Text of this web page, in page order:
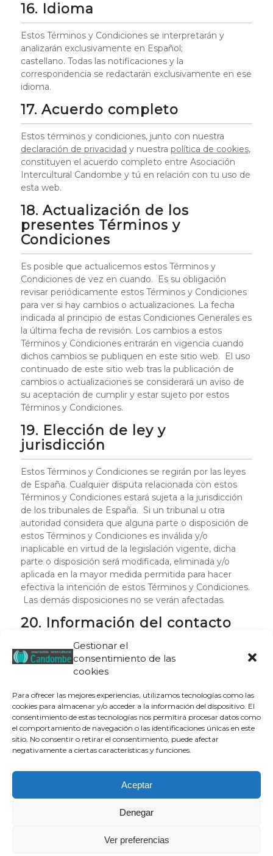
Gestionar el
consentimiento de las
cookies
Para ofrecer las mejores experiencias, utilizamos tecnologías como las
cookies para almacenar y/o acceder a la información del dispositivo. El
consentimiento de estas tecnologías nos permitirá procesar datos como
el comportamiento de navegación o las identificaciones únicas en este
sitio. No consentir o retirar el consentimiento, puede afectar
negativamente a ciertas características y funciones.
Aceptar
Denegar
Ver preferencias
16. Idioma
Estos Términos y Condiciones se interpretarán y
analizarán exclusivamente en Español;
castellano. Todas las notificaciones y la
correspondencia se redactarán exclusivamente en ese
idioma.
17. Acuerdo completo
Estos términos y condiciones, junto con nuestra
declaración de privacidad y nuestra política de cookies,
constituyen el acuerdo completo entre Asociación
Intercultural Candombe y tú en relación con tu uso de
esta web.
18. Actualización de los
presentes Términos y
Condiciones
Es posible que actualicemos estos Términos y
Condiciones de vez en cuando. Es su obligación
revisar periódicamente estos Términos y Condiciones
para ver si hay cambios o actualizaciones. La fecha
indicada al principio de estas Condiciones Generales es
la última fecha de revisión. Los cambios a estos
Términos y Condiciones entrarán en vigencia cuando
dichos cambios se publiquen en este sitio web. El uso
continuado de este sitio web tras la publicación de
cambios o actualizaciones se considerará un aviso de
su aceptación de cumplir y estar sujeto por estos
Términos y Condiciones.
19. Elección de ley y
jurisdicción
Estos Términos y Condiciones se regirán por las leyes
de España. Cualquier disputa relacionada con estos
Términos y Condiciones estará sujeta a la jurisdicción
de los tribunales de España. Si un tribunal u otra
autoridad considera que alguna parte o disposición de
estos Términos y Condiciones es inválida y/o
inaplicable en virtud de la legislación vigente, dicha
parte o disposición será modificada, eliminada y/o
aplicada en la mayor medida permitida para hacer
efectiva la intención de estos Términos y Condiciones.
Las demás disposiciones no se verán afectadas.
20. Información del contacto
Este sitio web es propiedad y está gestionado por
Asociación Intercultural Candombe.
con estos Términos y Condiciones a través de nuestra
página decontacto.
21. Descargar
También puedes
nuestros términos y
condiciones como un PDF.
Asociación Intercultural, 2019